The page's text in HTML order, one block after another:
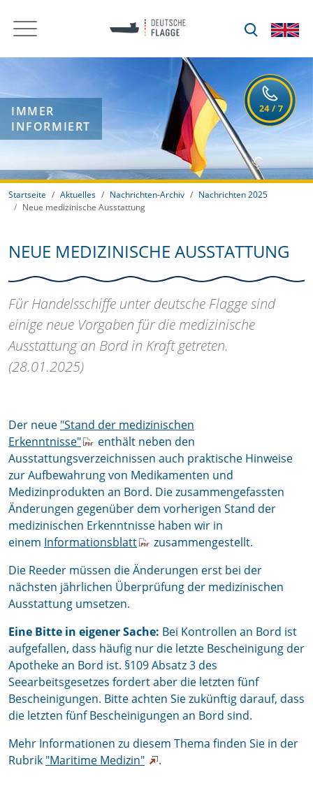
IMMER
INFORMIERT
Startseite Aktuelles Nachrichten-Archiv
Nachrichten 2025
Neue medizinische Ausstattung
NEUE MEDIZINISCHE AUSSTATTUNG
Für Handelsschiffe unter deutsche Flagge sind
einige neue Vorgaben für die medizinische
Ausstattung an Bord in Kraft getreten.
(28.01.2025)
Der neue "Stand der medizinischen
Erkenntnisse"
enthält neben den
Ausstattungsverzeichnissen auch praktische Hinweise
zur Aufbewahrung von Medikamenten und
Medizinprodukten an Bord. Die zusammengefassten
Änderungen gegenüber dem vorherigen Stand der
medizinischen Erkenntnisse haben wir in
einem Informationsblatt
zusammengestellt.
Die Reeder müssen die Änderungen erst bei der
nächsten jährlichen Überprüfung der medizinischen
Ausstattung umsetzen.
Eine Bitte in eigener Sache: Bei Kontrollen an Bord ist
aufgefallen, dass häufig nur die letzte Bescheinigung der
Apotheke an Bord ist. §109 Absatz 3 des
Seearbeitsgesetzes fordert aber die letzten fünf
Bescheinigungen. Bitte achten Sie zukünftig darauf, dass
die letzten fünf Bescheinigungen an Bord sind.
Mehr Informationen zu diesem Thema finden Sie in der
Rubrik "Maritime Medizin" .